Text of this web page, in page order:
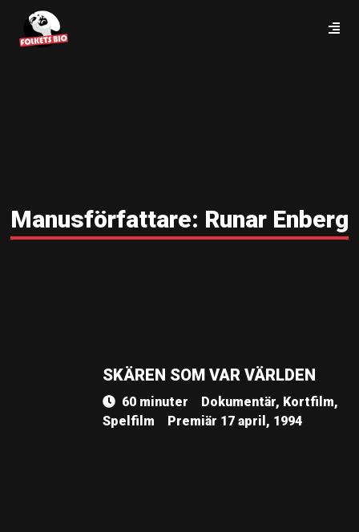
Manusförfattare: Runar Enberg
SKÄREN SOM VAR VÄRLDEN
60 minuter
Dokumentär, Kortfilm,
Spelfilm
Premiär 17 april, 1994